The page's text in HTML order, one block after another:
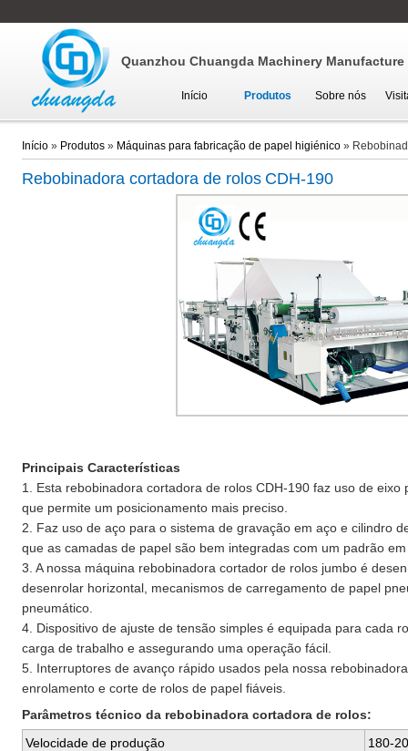
Quanzhou Chuangda Machinery Manufacture
Início Produtos Sobre nós
Início» Produtos» Máquinas para fabricação de papel higiénico»
Rebobinadora cortadora de rolos CDH-190
Principais Características
1. Esta rebobinadora cortadora de rolos CDH-190 faz uso de
que permite um posicionamento mais preciso.
2. Faz uso de aço para o sistema de gravação em aço e cilindro
que as camadas de papel são bem integradas com um padrão
3. A nossa máquina rebobinadora cortador de rolos jumbo é
desenrolar horizontal, mecanismos de carregamento de papel
pneumático.
4. Dispositivo de ajuste de tensão simples é equipada para cada
carga de trabalho e assegurando uma operação fácil.
5. Interruptores de avanço rápido usados pela nossa
enrolamento e corte de rolos de papel fiáveis.
Parâmetros técnico da rebobinadora cortadora de rolos:
Velocidade de produção
180-